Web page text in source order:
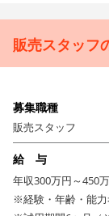
る仕事。
お任せするのは、ス
トし、成長に合わせ
携わっていただきま
える接客を通じて、
ジションです。
福利厚生充実＆
す。
販売スタッフ
募集職種
販売スタッフ
給 与
年収300万円～450
※経験・年齢・能